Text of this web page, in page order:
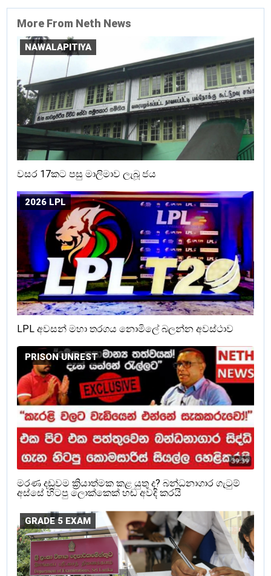
More From Neth News
NAWALAPITIYA
වසර 17කට පසු මාලිමාව ලැබූ ජය
2026 LPL
LPL අවසන් මහා තරගය නොමිලේ බලන්න අවස්ථාව
PRISON UNREST
මරණ දඩුවම ක්‍රියාත්මක කළ යුතු ද? බන්ධනාගාර ගැටුම්
අස්සේ හිටපු ලොක්කෙක් හඬ අවදි කරයි
GRADE 5 EXAM